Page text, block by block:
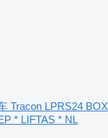
Tracon LPRS24 BOX
* LIFTAS * NL